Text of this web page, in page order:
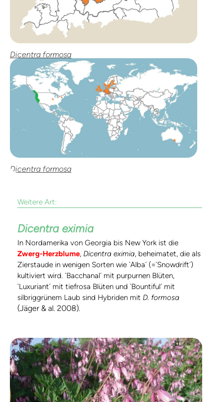
Dicentra formosa
Dicentra formosa
Weitere Art:
Dicentra eximia
In Nordamerika von Georgia bis New York ist die
Zwerg-Herzblume, Dicentra eximia, beheimatet, die als
Zierstaude in wenigen Sorten wie `Alba´ (=`Snowdrift´)
kultiviert wird. `Bacchanal´ mit purpurnen Blüten,
`Luxuriant´ mit tiefrosa Blüten und `Bountiful´ mit
silbriggrünem Laub sind Hybriden mit D. formosa
(Jäger & al. 2008).